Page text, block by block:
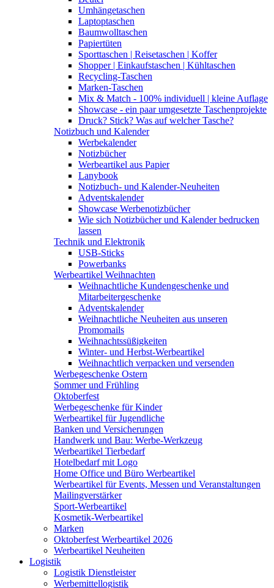
Umhängetaschen
Laptoptaschen
Baumwolltaschen
Papiertüten
Sporttaschen | Reisetaschen | Koffer
Shopper | Einkaufstaschen | Kühltaschen
Recycling-Taschen
Marken-Taschen
Mix & Match - 100% individuell | kleine Auflage
Showcase - ein paar umgesetzte Taschenprojekte
Druck? Stick? Was auf welcher Tasche?
Notizbuch und Kalender
Werbekalender
Notizbücher
Werbeartikel aus Papier
Lanybook
Notizbuch- und Kalender-Neuheiten
Adventskalender
Showcase Werbenotizbücher
Wie sich Notizbücher und Kalender bedrucken
lassen
Technik und Elektronik
USB-Sticks
Powerbanks
Werbeartikel Weihnachten
Weihnachtliche Kundengeschenke und
Mitarbeitergeschenke
Adventskalender
Weihnachtliche Neuheiten aus unseren
Promomails
Weihnachtssüßigkeiten
Winter- und Herbst-Werbeartikel
Weihnachtlich verpacken und versenden
Werbegeschenke Ostern
Sommer und Frühling
Oktoberfest
Werbegeschenke für Kinder
Werbeartikel für Jugendliche
Banken und Versicherungen
Handwerk und Bau: Werbe-Werkzeug
Werbeartikel Tierbedarf
Hotelbedarf mit Logo
Home Office und Büro Werbeartikel
Werbeartikel für Events, Messen und Veranstaltungen
Mailingverstärker
Sport-Werbeartikel
Kosmetik-Werbeartikel
Marken
Oktoberfest Werbeartikel 2026
Werbeartikel Neuheiten
Logistik
Logistik Dienstleister
Werbemittellogistik